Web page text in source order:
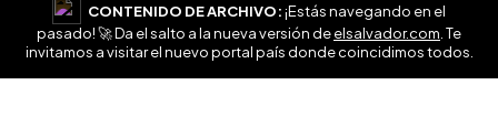
CONTENIDO DE ARCHIVO:¡Estás navegando en el
pasado! 🚀 Da el salto a la nueva versión deelsalvador.com . Te
invitamos a visitar el nuevo portal país donde coincidimos todos.